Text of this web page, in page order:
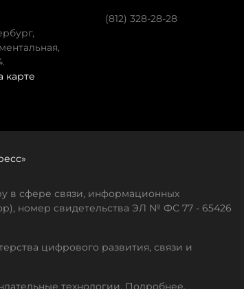
карте
(812) 328-28-28
в сфере связи, информационных
номер свидетельства ЭЛ № ФС 77 - 65426
цифрового развития, связи и
технологии. Подробнее.